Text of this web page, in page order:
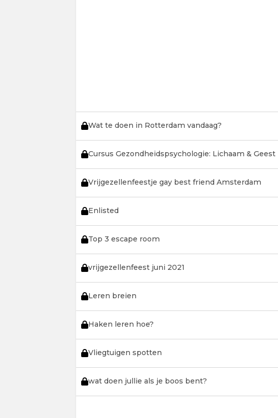
Wat te doen in Rotterdam vandaag?
Cursus Gezondheidspsychologie: Lichaam & Geest
Vrijgezellenfeestje gay best friend Amsterdam
Enlisted
Top 3 escape room
vrijgezellenfeest juni 2021
Leren breien
Haken leren hoe?
Vliegtuigen spotten
wat doen jullie als je boos bent?